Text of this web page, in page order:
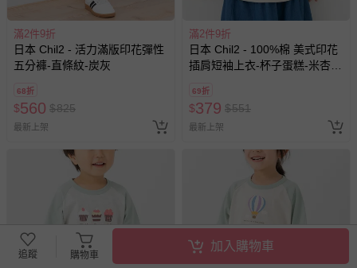
滿2件9折
日本 Chil2 - 活力滿版印花彈性
五分褲-直條紋-炭灰
68折
$560 $825
最新上架
滿2件9折
日本 Chil2 - 100%棉 美式印花
插肩短袖上衣-杯子蛋糕-米杏x
69折
$379 $551
最新上架
追蹤 購物車
加入購物車